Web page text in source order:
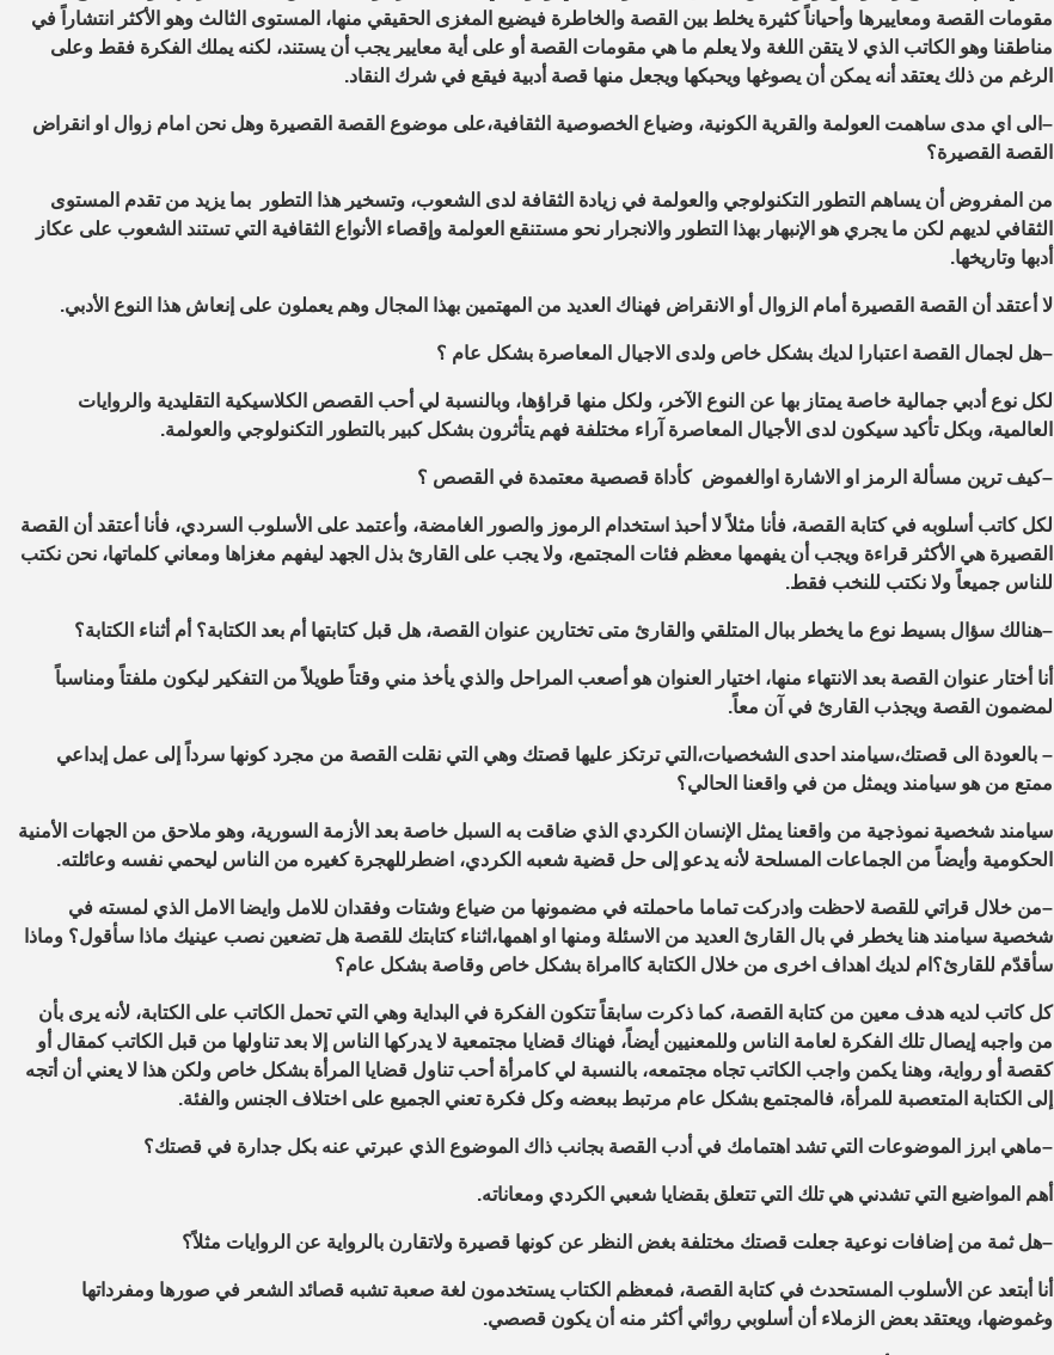
مقومات القصة ومعاييرها وأحياناً كثيرة يخلط بين القصة والخاطرة فيضيع المغزى الحقيقي منها، المستوى الثالث وهو الأكثر انتشاراً في
مناطقنا وهو الكاتب الذي لا يتقن اللغة ولا يعلم ما هي مقومات القصة أو على أية معايير يجب أن يستند، لكنه يملك الفكرة فقط وعلى
الرغم من ذلك يعتقد أنه يمكن أن يصوغها ويحبكها ويجعل منها قصة أدبية فيقع في شرك النقاد.
– الى اي مدى ساهمت العولمة والقرية الكونية، وضياع الخصوصية الثقافية،على موضوع القصة القصيرة وهل نحن امام زوال او انقراض
القصة القصيرة؟
من المفروض أن يساهم التطور التكنولوجي والعولمة في زيادة الثقافة لدى الشعوب، وتسخير هذا التطور بما يزيد من تقدم المستوى
الثقافي لديهم لكن ما يجري هو الإنبهار بهذا التطور والانجرار نحو مستنقع العولمة وإقصاء الأنواع الثقافية التي تستند الشعوب على عكاز
أدبها وتاريخها.
لا أعتقد أن القصة القصيرة أمام الزوال أو الانقراض فهناك العديد من المهتمين بهذا المجال وهم يعملون على إنعاش هذا النوع الأدبي.
–هل لجمال القصة اعتبارا لديك بشكل خاص ولدى الاجيال المعاصرة بشكل عام ؟
لكل نوع أدبي جمالية خاصة يمتاز بها عن النوع الآخر، ولكل منها قراؤها، وبالنسبة لي أحب القصص الكلاسيكية التقليدية والروايات
العالمية، وبكل تأكيد سيكون لدى الأجيال المعاصرة آراء مختلفة فهم يتأثرون بشكل كبير بالتطور التكنولوجي والعولمة.
–كيف ترين مسألة الرمز او الاشارة اوالغموض كأداة قصصية معتمدة في القصص ؟
لكل كاتب أسلوبه في كتابة القصة، فأنا مثلاً لا أحبذ استخدام الرموز والصور الغامضة، وأعتمد على الأسلوب السردي، فأنا أعتقد أن القصة
القصيرة هي الأكثر قراءة ويجب أن يفهمها معظم فئات المجتمع، ولا يجب على القارئ بذل الجهد ليفهم مغزاها ومعاني كلماتها، نحن نكتب
للناس جميعاً ولا نكتب للنخب فقط.
–هنالك سؤال بسيط نوع ما يخطر ببال المتلقي والقارئ متى تختارين عنوان القصة، هل قبل كتابتها أم بعد الكتابة؟ أم أثناء الكتابة؟
أنا أختار عنوان القصة بعد الانتهاء منها، اختيار العنوان هو أصعب المراحل والذي يأخذ مني وقتاً طويلاً من التفكير ليكون ملفتاً ومناسباً
لمضمون القصة ويجذب القارئ في آن معاً.
– بالعودة الى قصتك،سيامند احدى الشخصيات،التي ترتكز عليها قصتك وهي التي نقلت القصة من مجرد كونها سرداً
إلى عمل إبداعي
ممتع من هو سيامند ويمثل من في واقعنا الحالي؟
سيامند شخصية نموذجية من واقعنا يمثل الإنسان الكردي الذي ضاقت به السبل خاصة بعد الأزمة السورية، وهو ملاحق من الجهات الأمنية
الحكومية وأيضاً من الجماعات المسلحة لأنه يدعو إلى حل قضية شعبه الكردي، اضطرللهجرة كغيره من الناس ليحمي نفسه وعائلته.
–من خلال قراتي للقصة لاحظت وادركت تماما ماحملته في مضمونها من ضياع وشتات وفقدان للامل وايضا الامل الذي لمسته في
شخصية سيامند هنا يخطر في بال القارئ العديد من الاسئلة ومنها او اهمها،اثناء كتابتك للقصة هل تضعين نصب عينيك ماذا سأقول؟ وماذا
سأقدّم للقارئ؟ام لديك اهداف اخرى من خلال الكتابة كاامراة بشكل خاص وقاصة بشكل عام؟
كل كاتب لديه هدف معين من كتابة القصة، كما ذكرت سابقاً تتكون الفكرة في البداية وهي التي تحمل الكاتب على الكتابة، لأنه يرى بأن
من واجبه إيصال تلك الفكرة لعامة الناس وللمعنيين أيضاً، فهناك قضايا مجتمعية لا يدركها الناس إلا بعد تناولها من قبل الكاتب كمقال أو
كقصة أو رواية، وهنا يكمن واجب الكاتب تجاه مجتمعه، بالنسبة لي كامرأة أحب تناول قضايا المرأة بشكل خاص ولكن هذا لا يعني أن أتجه
إلى الكتابة المتعصبة للمرأة، فالمجتمع بشكل عام مرتبط ببعضه وكل فكرة تعني الجميع على اختلاف الجنس والفئة.
–ماهي ابرز الموضوعات التي تشد اهتمامك في أدب القصة بجانب ذاك الموضوع الذي عبرتي عنه بكل جدارة في قصتك؟
أهم المواضيع التي تشدني هي تلك التي تتعلق بقضايا شعبي الكردي ومعاناته.
–هل ثمة من إضافات نوعية جعلت قصتك مختلفة بغض النظر عن كونها قصيرة ولاتقارن بالرواية عن الروايات مثلاً؟
أنا أبتعد عن الأسلوب المستحدث في كتابة القصة، فمعظم الكتاب يستخدمون لغة صعبة تشبه قصائد الشعر في صورها ومفرداتها
وغموضها، ويعتقد بعض الزملاء أن أسلوبي روائي أكثر منه أن يكون قصصي.